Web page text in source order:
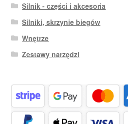
Silnik - części i akcesoria
Silniki, skrzynie biegów
Wnętrze
Zestawy narzędzi